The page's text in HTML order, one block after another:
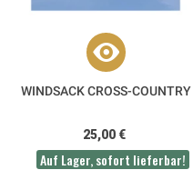
WINDSACK CROSS-COUNTRY
25,00 €
Auf Lager, sofort lieferbar!